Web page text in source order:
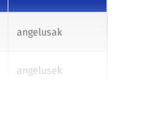
angelusak
angelusek